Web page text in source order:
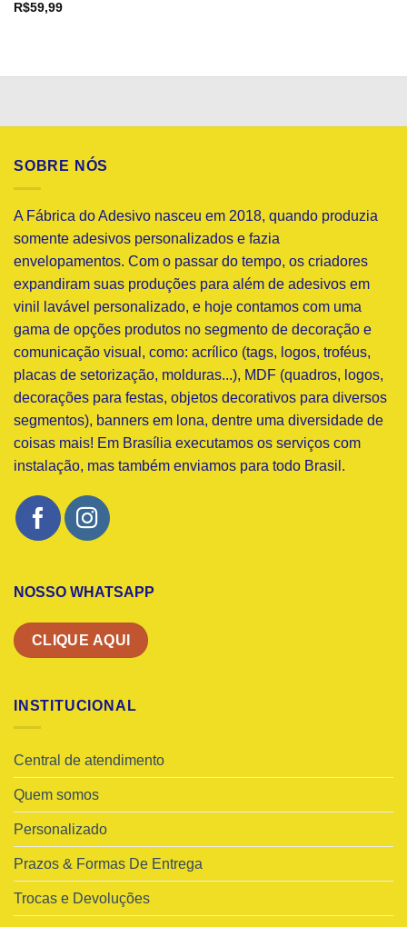
R$59,99
SOBRE NÓS
A Fábrica do Adesivo nasceu em 2018, quando produzia
somente adesivos personalizados e fazia
envelopamentos. Com o passar do tempo, os criadores
expandiram suas produções para além de adesivos em
vinil lavável personalizado, e hoje contamos com uma
gama de opções produtos no segmento de decoração e
comunicação visual, como: acrílico (tags, logos, troféus,
placas de setorização, molduras...), MDF (quadros, logos,
decorações para festas, objetos decorativos para diversos
segmentos), banners em lona, dentre uma diversidade de
coisas mais! Em Brasília executamos os serviços com
instalação, mas também enviamos para todo Brasil.
NOSSO WHATSAPP
CLIQUE AQUI
INSTITUCIONAL
Central de atendimento
Quem somos
Personalizado
Prazos & Formas De Entrega
Trocas e Devoluções